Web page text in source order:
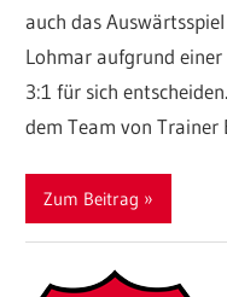
auch das
Lohmar aufgrund
3:1 für sich
dem Team von
Zum Beitrag